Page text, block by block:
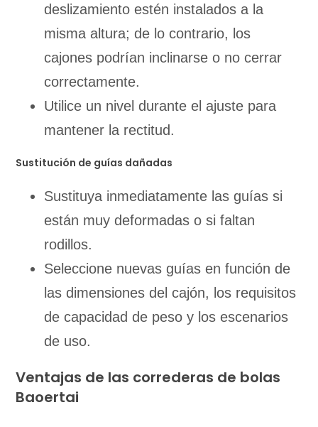
deslizamiento estén instalados a la
misma altura; de lo contrario, los
cajones podrían inclinarse o no cerrar
correctamente.
Utilice un nivel durante el ajuste para
mantener la rectitud.
Sustitución de guías dañadas
Sustituya inmediatamente las guías si
están muy deformadas o si faltan
rodillos.
Seleccione nuevas guías en función de
las dimensiones del cajón, los requisitos
de capacidad de peso y los escenarios
de uso.
Ventajas de las correderas de bolas
Baoertai